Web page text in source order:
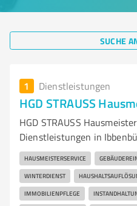
SUCHE
1 Dienstleistungen
HGD STRAUSS
HGD STRAUSS
Dienstleistungen in
HAUSMEISTERSERVICE
WINTERDIENST
IMMOBILIENPFLEGE